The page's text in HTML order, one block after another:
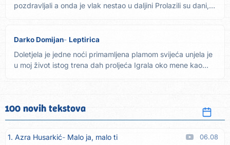
pozdravljali a onda je vlak nestao u daljini Prolazili su dani,
Darko Domijan Leptirica
Doletjela je jedne noći primamljena plamom svijeća unjela je
u moj život istog trena dah proljeća Igrala oko mene kao...
100 novih tekstova
1. Azra Husarkić Malo ja, malo ti 06.08